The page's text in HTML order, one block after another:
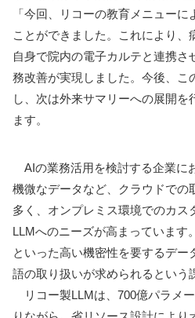
「今回、リコーの教育メニュー
ことができました。これにより、
自身で院内の電子カルテと連携さ
務改善が実現しました。今後、こ
し、次は外来サマリーへの展開を
ます。
AIの業務活用を検討する企業に
機微なデータなど、クラウドでの
多く、オンプレミス環境でのカス
LLMへのニーズが高まっています
といった高い機密性を要するデー
語の取り扱いが求められるという
リコー製LLMは、700億パラメ